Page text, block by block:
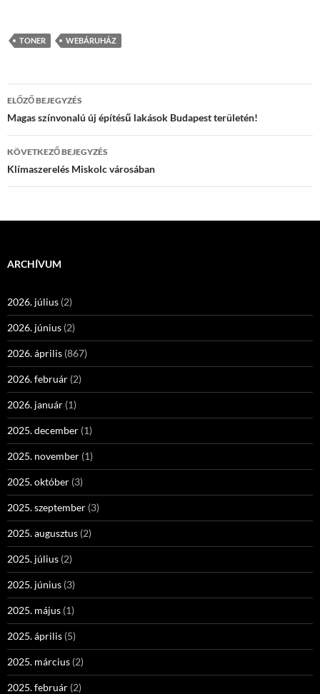
TONER WEBÁRUHÁZ
Bejegyzések
navigációja
ELŐZŐ BEJEGYZÉS
Magas színvonalú új építésű lakások Budapest területén!
KÖVETKEZŐ BEJEGYZÉS
Klímaszerelés Miskolc városában
ARCHÍVUM
2026. július (2)
2026. június (2)
2026. április (867)
2026. február (2)
2026. január (1)
2025. december (1)
2025. november (1)
2025. október (3)
2025. szeptember (3)
2025. augusztus (2)
2025. július (2)
2025. június (3)
2025. május (1)
2025. április (5)
2025. március (2)
2025. február (2)